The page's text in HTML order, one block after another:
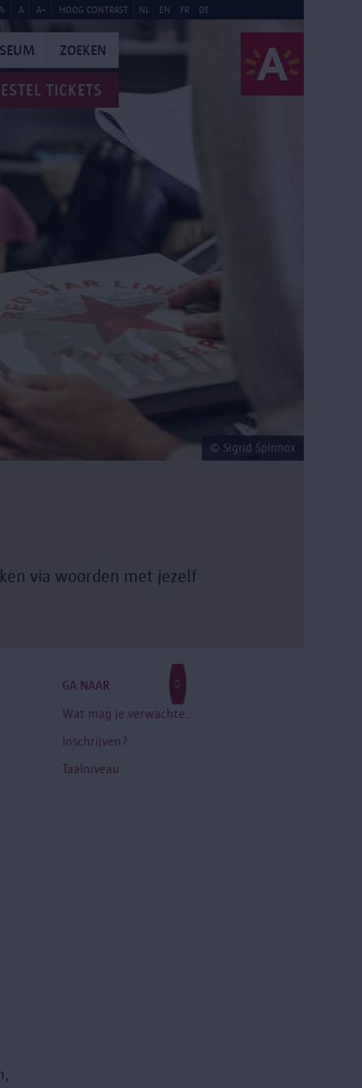
A A+ HOOG CONTRAST NL EN FR DE
ZOEKEN
TICKETS
© Sigrid Spinnox
via woorden met jezelf
GA NAAR
Inschrijven?
Taalniveau